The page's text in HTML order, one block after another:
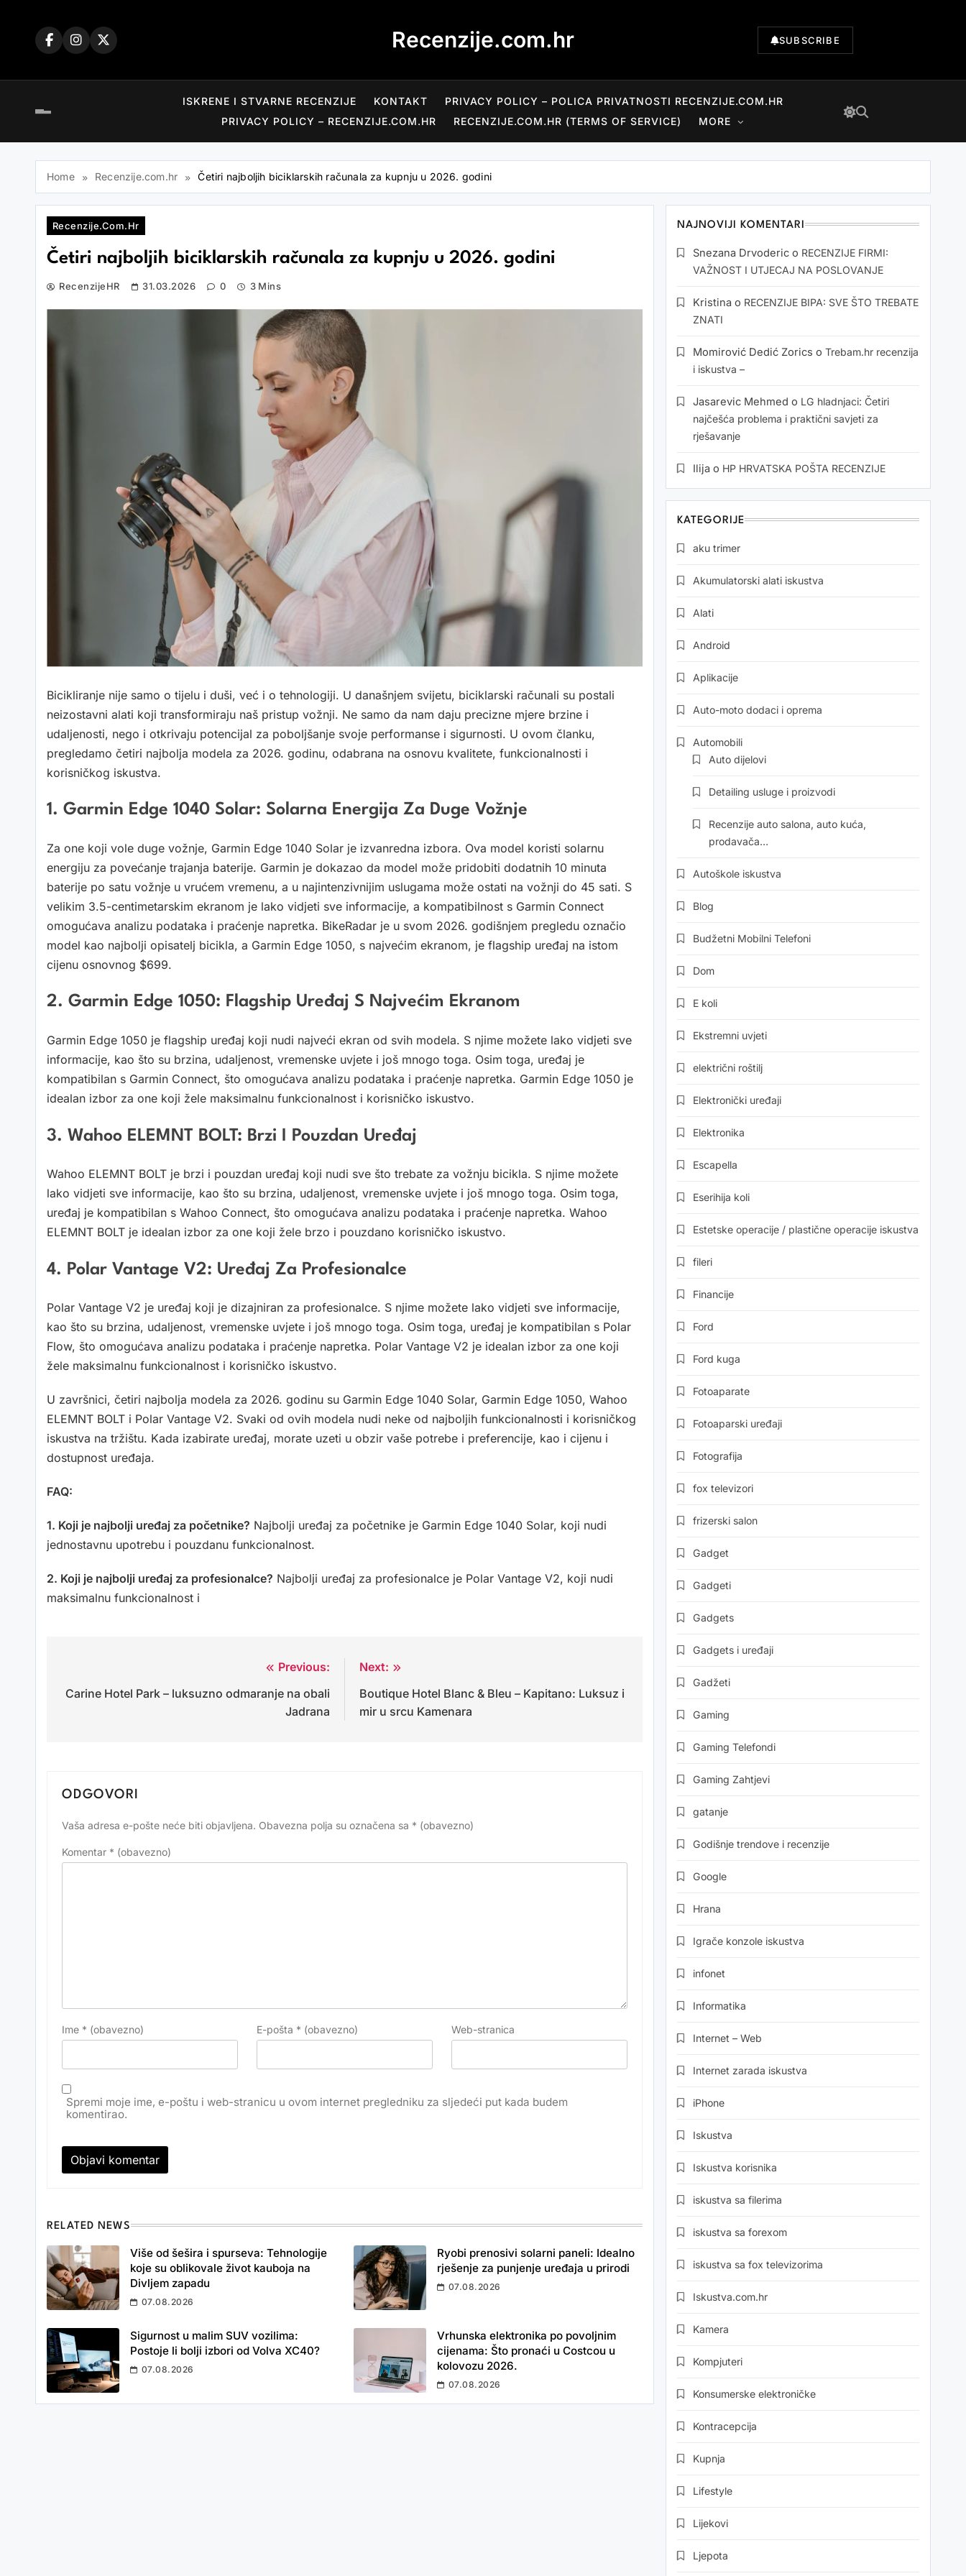
Recenzije.com.hr SUBSCRIBE
ISKRENE I STVARNE RECENZIJE KONTAKT
PRIVACY POLICY – POLICA PRIVATNOSTI RECENZIJE.COM.HR
PRIVACY POLICY – RECENZIJE.COM.HR
RECENZIJE.COM.HR (TERMS OF SERVICE) MORE
Home Recenzije.com.hr Četiri najboljih biciklarskih računala za kupnju u 2026. godini
Recenzije.com.hr
Četiri najboljih biciklarskih računala za kupnju u 2026. godini
RecenzijeHR 31.03.2026 0 3 Mins
Bicikliranje nije samo o tijelu i duši, već i o tehnologiji. U današnjem svijetu, biciklarski računali su postali
neizostavni alati koji transformiraju naš pristup vožnji. Ne samo da nam daju precizne mjere brzine i
udaljenosti, nego i otkrivaju potencijal za poboljšanje svoje performanse i sigurnosti. U ovom članku,
pregledamo četiri najbolja modela za 2026. godinu, odabrana na osnovu kvalitete, funkcionalnosti i
korisničkog iskustva.
1. Garmin Edge 1040 Solar: Solarna Energija Za Duge Vožnje
Za one koji vole duge vožnje, Garmin Edge 1040 Solar je izvanredna izbora. Ova model koristi solarnu
energiju za povećanje trajanja baterije. Garmin je dokazao da model može pridobiti dodatnih 10 minuta
baterije po satu vožnje u vrućem vremenu, a u najintenzivnijim uslugama može ostati na vožnji do 45 sati. S
velikim 3.5-centimetarskim ekranom je lako vidjeti sve informacije, a kompatibilnost s Garmin Connect
omogućava analizu podataka i praćenje napretka. BikeRadar je u svom 2026. godišnjem pregledu označio
model kao najbolji opisatelj bicikla, a Garmin Edge 1050, s najvećim ekranom, je flagship uređaj na istom
cijenu osnovnog $699.
2. Garmin Edge 1050: Flagship Uređaj S Najvećim Ekranom
Garmin Edge 1050 je flagship uređaj koji nudi najveći ekran od svih modela. S njime možete lako vidjeti sve
informacije, kao što su brzina, udaljenost, vremenske uvjete i još mnogo toga. Osim toga, uređaj je
kompatibilan s Garmin Connect, što omogućava analizu podataka i praćenje napretka. Garmin Edge 1050 je
idealan izbor za one koji žele maksimalnu funkcionalnost i korisničko iskustvo.
3. Wahoo ELEMNT BOLT: Brzi I Pouzdan Uređaj
Wahoo ELEMNT BOLT je brzi i pouzdan uređaj koji nudi sve što trebate za vožnju bicikla. S njime možete
lako vidjeti sve informacije, kao što su brzina, udaljenost, vremenske uvjete i još mnogo toga. Osim toga,
uređaj je kompatibilan s Wahoo Connect, što omogućava analizu podataka i praćenje napretka. Wahoo
ELEMNT BOLT je idealan izbor za one koji žele brzo i pouzdano korisničko iskustvo.
4. Polar Vantage V2: Uređaj Za Profesionalce
Polar Vantage V2 je uređaj koji je dizajniran za profesionalce. S njime možete lako vidjeti sve informacije,
kao što su brzina, udaljenost, vremenske uvjete i još mnogo toga. Osim toga, uređaj je kompatibilan s Polar
Flow, što omogućava analizu podataka i praćenje napretka. Polar Vantage V2 je idealan izbor za one koji
žele maksimalnu funkcionalnost i korisničko iskustvo.
U završnici, četiri najbolja modela za 2026. godinu su Garmin Edge 1040 Solar, Garmin Edge 1050, Wahoo
ELEMNT BOLT i Polar Vantage V2. Svaki od ovih modela nudi neke od najboljih funkcionalnosti i korisničkog
iskustva na tržištu. Kada izabirate uređaj, morate uzeti u obzir vaše potrebe i preferencije, kao i cijenu i
dostupnost uređaja.
FAQ:
1. Koji je najbolji uređaj za početnike? Najbolji uređaj za početnike je Garmin Edge 1040 Solar, koji nudi
jednostavnu upotrebu i pouzdanu funkcionalnost.
2. Koji je najbolji uređaj za profesionalce? Najbolji uređaj za profesionalce je Polar Vantage V2, koji nudi
maksimalnu funkcionalnost i
objava
Previous:
Carine Hotel Park – luksuzno odmaranje na obali
Jadrana
Next:
Boutique Hotel Blanc & Bleu – Kapitano: Luksuz i
mir u srcu Kamenara
ODGOVORI
Vaša adresa e-pošte neće biti objavljena. Obavezna polja su označena sa * (obavezno)
Komentar * (obavezno)
Ime * (obavezno) E-pošta * (obavezno) Web-stranica
Spremi moje ime, e-poštu i web-stranicu u ovom internet pregledniku za sljedeći put kada budem
komentirao.
Alternative:
RELATED NEWS
Više od šešira i spurseva: Tehnologije
koje su oblikovale život kauboja na
Divljem zapadu
07.08.2026
Ryobi prenosivi solarni paneli: Idealno
rješenje za punjenje uređaja u prirodi
07.08.2026
Sigurnost u malim SUV vozilima:
Postoje li bolji izbori od Volva XC40?
07.08.2026
Vrhunska elektronika po povoljnim
cijenama: Što pronaći u Costcou u
kolovozu 2026.
07.08.2026
NAJNOVIJI KOMENTARI
Snezana Drvoderic o RECENZIJE FIRMI:
VAŽNOST I UTJECAJ NA POSLOVANJE
Kristina o RECENZIJE BIPA: SVE ŠTO TREBATE
ZNATI
Momirović Dedić Zorics o Trebam.hr recenzija
i iskustva –
Jasarevic Mehmed o LG hladnjaci: Četiri
najčešća problema i praktični savjeti za
rješavanje
Ilija o HP HRVATSKA POŠTA RECENZIJE
KATEGORIJE
aku trimer
Akumulatorski alati iskustva
Alati
Android
Aplikacije
Auto-moto dodaci i oprema
Automobili
Auto dijelovi
Detailing usluge i proizvodi
Recenzije auto salona, auto kuća,
prodavača…
Autoškole iskustva
Blog
Budžetni Mobilni Telefoni
Dom
E koli
Ekstremni uvjeti
električni roštilj
Elektronički uređaji
Elektronika
Escapella
Eserihija koli
Estetske operacije / plastične operacije iskustva
fileri
Financije
Ford
Ford kuga
Fotoaparate
Fotoaparski uređaji
Fotografija
fox televizori
frizerski salon
Gadget
Gadgeti
Gadgets
Gadgets i uređaji
Gadžeti
Gaming
Gaming Telefondi
Gaming Zahtjevi
gatanje
Godišnje trendove i recenzije
Google
Hrana
Igrače konzole iskustva
infonet
Informatika
Internet – Web
Internet zarada iskustva
iPhone
Iskustva
Iskustva korisnika
iskustva sa filerima
iskustva sa forexom
iskustva sa fox televizorima
Iskustva.com.hr
Kamera
Kompjuteri
Konsumerske elektroničke
Kontracepcija
Kupnja
Lifestyle
Lijekovi
Ljepota